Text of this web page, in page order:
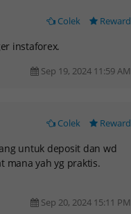
Colek Reward
instaforex.
Sep 19, 2024 11:59 AM
Colek Reward
untuk deposit dan wd
mana yah yg praktis.
Sep 20, 2024 15:11 PM